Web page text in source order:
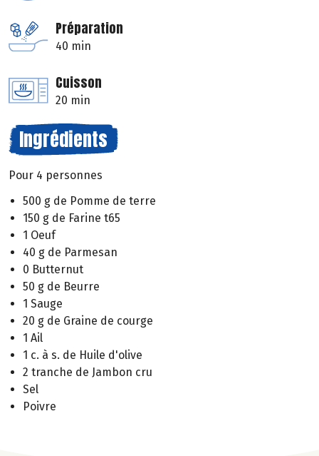
Préparation
40 min
Cuisson
20 min
Ingrédients
Pour 4 personnes
500 g de Pomme de terre
150 g de Farine t65
1 Oeuf
40 g de Parmesan
0 Butternut
50 g de Beurre
1 Sauge
20 g de Graine de courge
1 Ail
1 c. à s. de Huile d'olive
2 tranche de Jambon cru
Sel
Poivre